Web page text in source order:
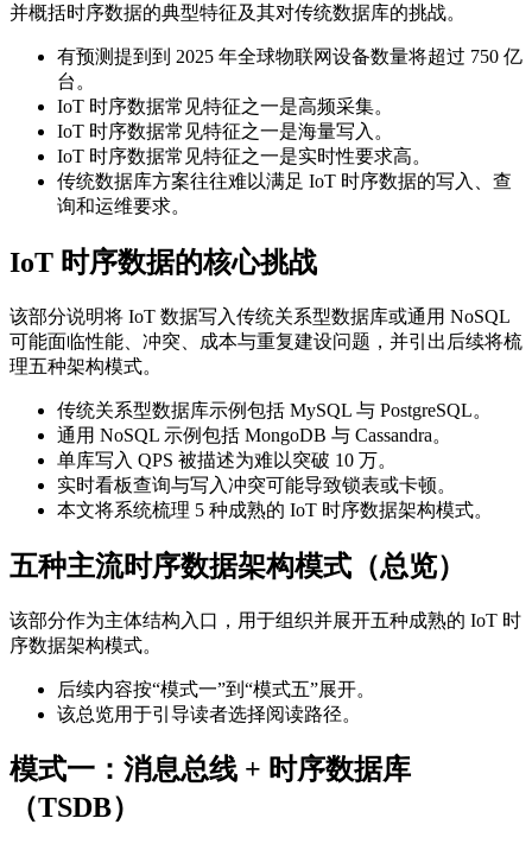
并概括时序数据的典型特征及其对传统数据库的挑战。
有预测提到到 2025 年全球物联网设备数量将超过 750 亿
台。
IoT 时序数据常见特征之一是高频采集。
IoT 时序数据常见特征之一是海量写入。
IoT 时序数据常见特征之一是实时性要求高。
传统数据库方案往往难以满足 IoT 时序数据的写入、查
询和运维要求。
IoT 时序数据的核心挑战
该部分说明将 IoT 数据写入传统关系型数据库或通用 NoSQL
可能面临性能、冲突、成本与重复建设问题，并引出后续将梳
理五种架构模式。
传统关系型数据库示例包括 MySQL 与 PostgreSQL。
通用 NoSQL 示例包括 MongoDB 与 Cassandra。
单库写入 QPS 被描述为难以突破 10 万。
实时看板查询与写入冲突可能导致锁表或卡顿。
本文将系统梳理 5 种成熟的 IoT 时序数据架构模式。
五种主流时序数据架构模式（总览）
该部分作为主体结构入口，用于组织并展开五种成熟的 IoT 时
序数据架构模式。
后续内容按“模式一”到“模式五”展开。
该总览用于引导读者选择阅读路径。
模式一：消息总线 + 时序数据库
（TSDB）